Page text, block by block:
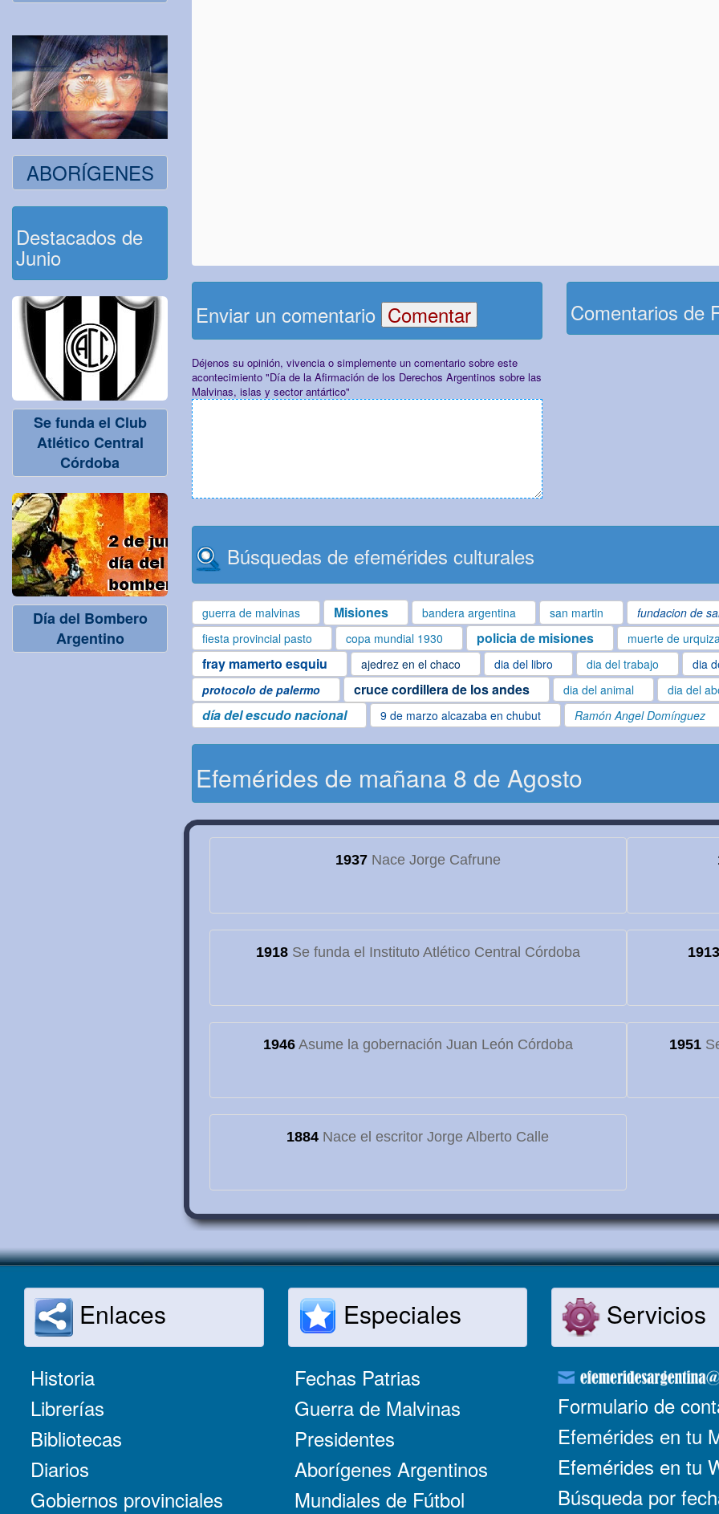
ABORÍGENES
Destacados de
Junio
Se funda el Club
Atlético Central
Córdoba
Día del Bombero
Argentino
Enviar un comentario
Déjenos su opinión, vivencia o simplemente un comentario sobre este
acontecimiento "Día de la Afirmación de los Derechos Argentinos sobre las
Malvinas, islas y sector antártico"
Comentarios de
Búsquedas de efemérides culturales
guerra de malvinas Misiones bandera argentina san martin fundacion de
fiesta provincial pasto
copa mundial 1930 policia de misiones muerte de
fray mamerto esquiu ajedrez en el chaco dia del libro dia del trabajo dia
protocolo de palermo
cruce cordillera de los andes dia del animal dia del
día del escudo nacional 9 de marzo alcazaba en chubut Ramón Angel Domínguez
Efemérides de mañana 8 de Agosto
1937Nace Jorge Cafrune
1918Se funda el Instituto Atlético Central Córdoba 1913
1946Asume la gobernación Juan León Córdoba 1951
1884 Nace el escritor Jorge Alberto Calle
Enlaces
Historia
Librerías
Bibliotecas
Diarios
Gobiernos provinciales
Especiales
Fechas Patrias
Guerra de Malvinas
Presidentes
Aborígenes Argentinos
Mundiales de Fútbol
Servicios
Formulario de
Efemérides en tu
Efemérides en tu
Búsqueda por